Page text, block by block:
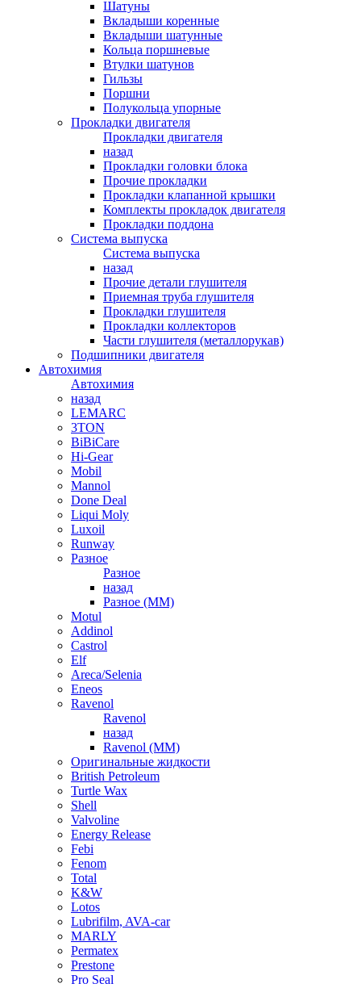
Шатуны
Вкладыши коренные
Вкладыши шатунные
Кольца поршневые
Втулки шатунов
Гильзы
Поршни
Полукольца упорные
Прокладки двигателя
Прокладки двигателя
назад
Прокладки головки блока
Прочие прокладки
Прокладки клапанной крышки
Комплекты прокладок двигателя
Прокладки поддона
Система выпуска
Система выпуска
назад
Прочие детали глушителя
Приемная труба глушителя
Прокладки глушителя
Прокладки коллекторов
Части глушителя (металлорукав)
Подшипники двигателя
Автохимия
Автохимия
назад
LEMARC
3TON
BiBiCare
Hi-Gear
Mobil
Mannol
Done Deal
Liqui Moly
Luxoil
Runway
Разное
Разное
назад
Разное (ММ)
Motul
Addinol
Castrol
Elf
Areca/Selenia
Eneos
Ravenol
Ravenol
назад
Ravenol (ММ)
Оригинальные жидкости
British Petroleum
Turtle Wax
Shell
Valvoline
Energy Release
Febi
Fenom
Total
K&W
Lotos
Lubrifilm, AVA-car
MARLY
Permatex
Prestone
Pro Seal